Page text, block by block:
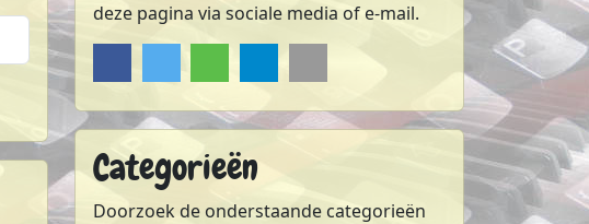
deze pagina via sociale media of e-mail.
Delen via Whatsapp
Delen via Telegram
Sturen via e-mail
Categorieën
Doorzoek de onderstaande categorieën